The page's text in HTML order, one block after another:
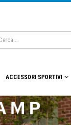
ACCESSORI SPORTIVI